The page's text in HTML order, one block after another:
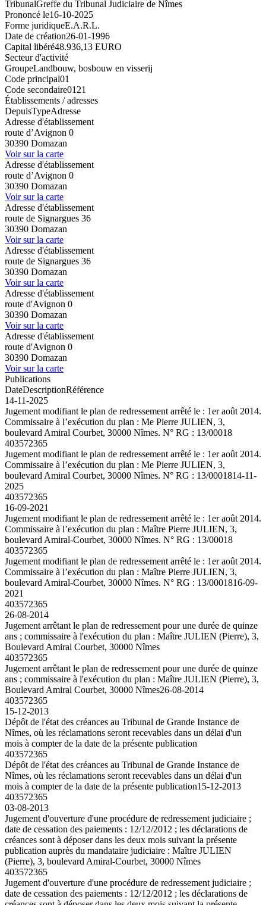
TribunalGreffe du Tribunal Judiciaire de Nîmes
Prononcé le16-10-2025
Forme juridiqueE.A.R.L.
Date de création26-01-1996
Capital libéré48.936,13 EURO
Secteur d'activité
GroupeLandbouw, bosbouw en visserij
Code principal01
Code secondaire0121
Établissements / adresses
DepuisTypeAdresse
Adresse d'établissement
route d’Avignon 0
30390 Domazan
Voir sur la carte
Adresse d'établissement
route d’Avignon 0
30390 Domazan
Voir sur la carte
Adresse d'établissement
route de Signargues 36
30390 Domazan
Voir sur la carte
Adresse d'établissement
route de Signargues 36
30390 Domazan
Voir sur la carte
Adresse d'établissement
route d'Avignon 0
30390 Domazan
Voir sur la carte
Adresse d'établissement
route d'Avignon 0
30390 Domazan
Voir sur la carte
Publications
DateDescriptionRéférence
14-11-2025
Jugement modifiant le plan de redressement arrêté le : 1er août 2014.
Commissaire à l’exécution du plan : Me Pierre JULIEN, 3,
boulevard Amiral Courbet, 30000 Nîmes. N° RG : 13/00018
403572365
Jugement modifiant le plan de redressement arrêté le : 1er août 2014.
Commissaire à l’exécution du plan : Me Pierre JULIEN, 3,
boulevard Amiral Courbet, 30000 Nîmes. N° RG : 13/0001814-11-
2025
403572365
16-09-2021
Jugement modifiant le plan de redressement arrêté le : 1er août 2014.
Commissaire à l’exécution du plan : Maître Pierre JULIEN, 3,
boulevard Amiral-Courbet, 30000 Nîmes. N° RG : 13/00018
403572365
Jugement modifiant le plan de redressement arrêté le : 1er août 2014.
Commissaire à l’exécution du plan : Maître Pierre JULIEN, 3,
boulevard Amiral-Courbet, 30000 Nîmes. N° RG : 13/0001816-09-
2021
403572365
26-08-2014
Jugement arrêtant le plan de redressement pour une durée de quinze
ans ; commissaire à l'exécution du plan : Maître JULIEN (Pierre), 3,
Boulevard Amiral Courbet, 30000 Nîmes
403572365
Jugement arrêtant le plan de redressement pour une durée de quinze
ans ; commissaire à l'exécution du plan : Maître JULIEN (Pierre), 3,
Boulevard Amiral Courbet, 30000 Nîmes26-08-2014
403572365
15-12-2013
Dépôt de l'état des créances au Tribunal de Grande Instance de
Nîmes, où les réclamations seront recevables dans un délai d'un
mois à compter de la date de la présente publication
403572365
Dépôt de l'état des créances au Tribunal de Grande Instance de
Nîmes, où les réclamations seront recevables dans un délai d'un
mois à compter de la date de la présente publication15-12-2013
403572365
03-08-2013
Jugement d'ouverture d'une procédure de redressement judiciaire ;
date de cessation des paiements : 12/12/2012 ; les déclarations de
créances sont à déposer dans les deux mois suivant la présente
publication auprès du mandataire judiciaire : Maître JULIEN
(Pierre), 3, boulevard Amiral-Courbet, 30000 Nîmes
403572365
Jugement d'ouverture d'une procédure de redressement judiciaire ;
date de cessation des paiements : 12/12/2012 ; les déclarations de